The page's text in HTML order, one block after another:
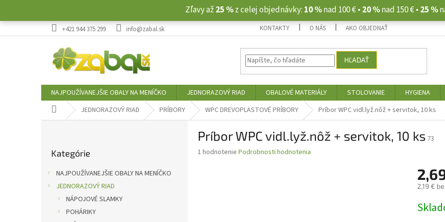
obsah
Zľavy až 25 %z celej objednávky: 10 %nad 100 € • 20 %nad 150 € • 25 %
+421 944 375 299 info@zabal.sk KONTAKTY O NÁS AKO OBJEDNAŤ
HĽADAŤ
NAJPOUŽÍVANEJŠIE OBALY NA MENÍČKO JEDNORAZOVÝ RIAD OBALOVÉ MATERIÁLY STOLOVANIE HYGIENA
Domov JEDNORAZOVÝ RIAD PRÍBORY WPC DREVOPLASTOVÉ PRÍBORY Príbor WPC vidl.lyž.nôž + servitok, 10 ks
kategórie
Kategórie
NAJPOUŽÍVANEJŠIE OBALY NA MENÍČKO
JEDNORAZOVÝ RIAD
NÁPOJOVÉ SLAMKY
POHÁRIKY
Príbor WPC vidl.lyž.nôž + servitok, 10 ks 73
Priemerné
1 hodnotenie Podrobnosti hodnotenia
2,19 €
cena: